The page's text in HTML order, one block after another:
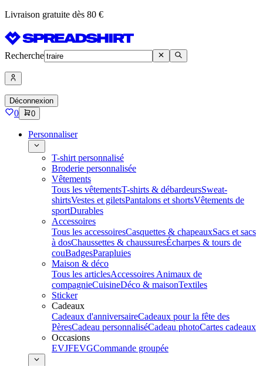
Livraison gratuite dès 80 €
Recherche
Déconnexion
0 0
Personnaliser
T-shirt personnalisé
Broderie personnalisée
Vêtements
Tous les vêtementsT-shirts & débardeursSweat-
shirtsVestes et giletsPantalons et shortsVêtements de
sportDurables
Accessoires
Tous les accessoiresCasquettes & chapeauxSacs et sacs
à dosChaussettes & chaussuresÉcharpes & tours de
couBadgesParapluies
Maison & déco
Tous les articlesAccessoires Animaux de
compagnieCuisineDéco & maisonTextiles
Sticker
Cadeaux
Cadeaux d'anniversaireCadeaux pour la fête des
PèresCadeau personnaliséCadeau photoCartes cadeaux
Occasions
EVJFEVGCommande groupée